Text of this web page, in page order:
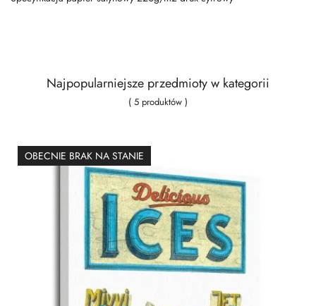
Najpopularniejsze przedmioty w kategorii
( 5 produktów )
OBECNIE BRAK NA STANIE